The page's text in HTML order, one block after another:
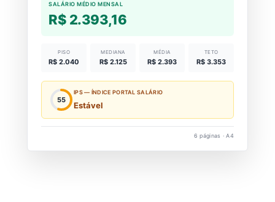
SALÁRIO MÉDIO MENSAL
R$ 2.393,16
PISO
R$ 2.040
MEDIANA
R$ 2.125
MÉDIA
R$ 2.393
TETO
R$ 3.353
55
IPS — ÍNDICE PORTAL SALÁRIO
Estável
6 páginas · A4